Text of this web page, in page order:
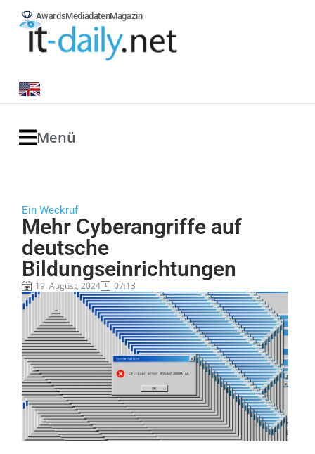
AwardsMediadatenMagazin
Menü
Ein Weckruf
Mehr Cyberangriffe auf
deutsche
Bildungseinrichtungen
19. August, 2024 07:13